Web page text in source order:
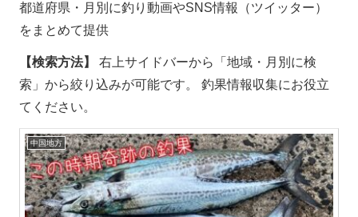
都道府県・月別に釣り動画やSNS情報（ツイッター）
をまとめて提供
【検索方法】
右上サイドバーから「地域・月別に検
索」から絞り込みが可能です。 釣果情報収集にお役立
てください。
中国地方